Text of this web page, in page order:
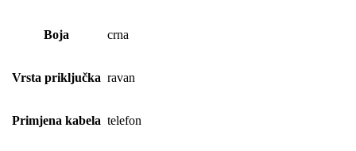
Boja crna
Vrsta priključka ravan
Primjena kabela telefon